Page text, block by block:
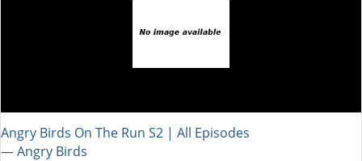
Angry Birds On The Run S2 | All Episodes
― Angry Birds